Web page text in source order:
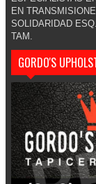
EN
SOLIDARIDAD
TAM.
GORDO'S